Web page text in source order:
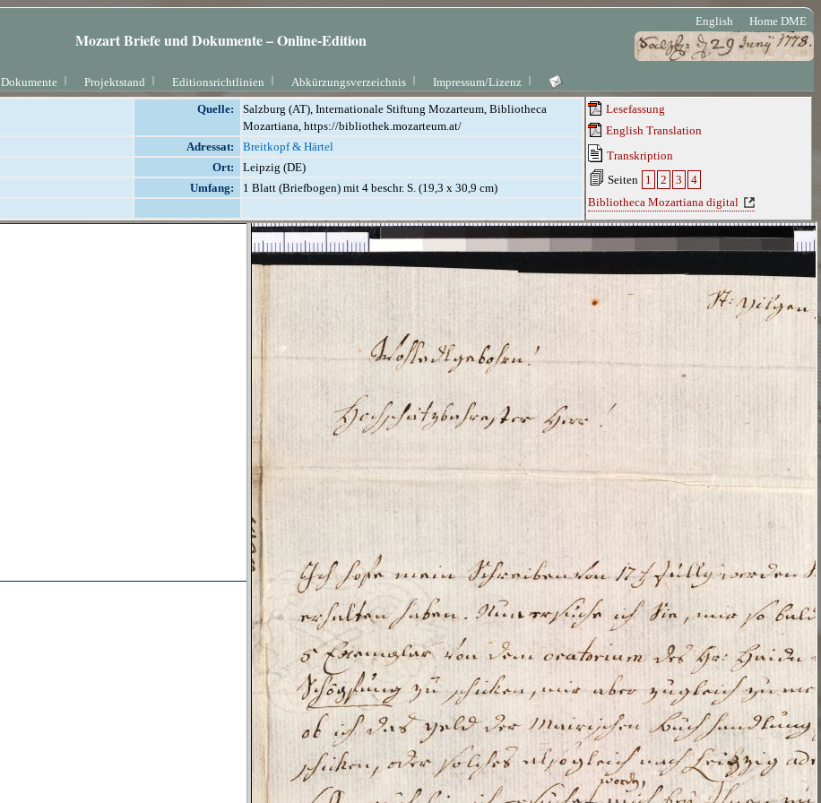
English Home DME
Mozart Briefe und Dokumente – Online-Edition
Dokumente Projektstand Editionsrichtlinien Abkürzungsverzeichnis Impressum/Lizenz
Quelle:
Salzburg (AT), Internationale Stiftung Mozarteum, Bibliotheca
Mozartiana, https://bibliothek.mozarteum.at/
Adressat:
Breitkopf & Härtel
Ort:
Leipzig (DE)
Umfang:
1 Blatt (Briefbogen) mit 4 beschr. S. (19,3 x 30,9 cm)
Lesefassung
English Translation
Transkription
Seiten 1 2 3
4
Bibliotheca Mozartiana digital